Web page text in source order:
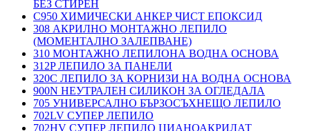
БЕЗ СТИРЕН
C950 ХИМИЧЕСКИ АНКЕР ЧИСТ ЕПОКСИД
308 АКРИЛНО МОНТАЖНО ЛЕПИЛО
(МОМЕНТАЛНО ЗАЛЕПВАНЕ)
310 МОНТАЖНО ЛЕПИЛОНА ВОДНА ОСНОВА
312P ЛЕПИЛО ЗА ПАНЕЛИ
320C ЛЕПИЛО ЗА КОРНИЗИ НА ВОДНА ОСНОВА
900N НЕУТРАЛЕН СИЛИКОН ЗА ОГЛЕДАЛА
705 УНИВЕРСАЛНО БЪРЗОСЪХНЕЩО ЛЕПИЛО
702LV СУПЕР ЛЕПИЛО
702HV СУПЕР ЛЕПИЛО ЦИАНОАКРИЛАТ